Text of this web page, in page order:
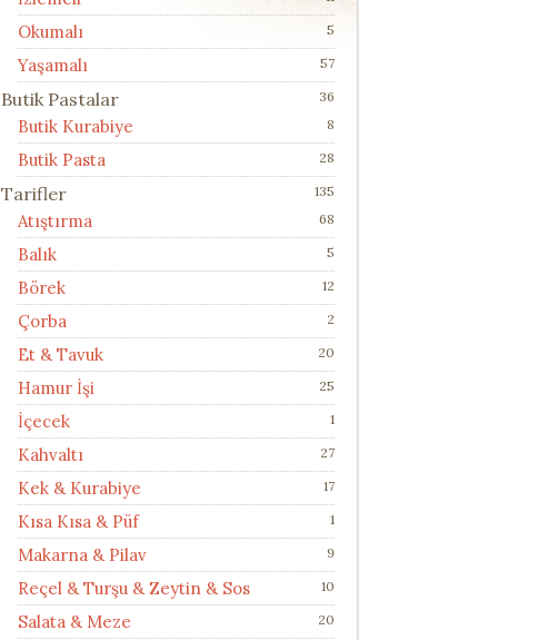
Okumalı 5
Yaşamalı 57
Butik Pastalar 36
Butik Kurabiye 8
Butik Pasta 28
Tarifler 135
Atıştırma 68
Balık 5
Börek 12
Çorba 2
Et & Tavuk 20
Hamur İşi 25
İçecek 1
Kahvaltı 27
Kek & Kurabiye 17
Kısa Kısa & Püf 1
Makarna & Pilav 9
Reçel & Turşu & Zeytin & Sos 10
Salata & Meze 20